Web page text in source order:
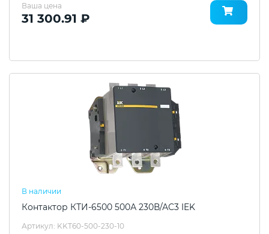
Ваша цена
31 300.91 ₽
В наличии
Контактор КТИ-6500 500А 230В/АС3 IEK
Артикул: KKT60-500-230-10